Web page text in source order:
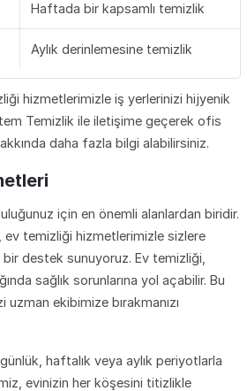
Haftada bir kapsamlı temizlik
Aylık derinlemesine temizlik
hizmetlerimizle iş yerlerinizi hijyenik
Temizlik ile iletişime geçerek ofis
daha fazla bilgi alabilirsiniz.
için en önemli alanlardan biridir.
temizliği hizmetlerimizle sizlere
destek sunuyoruz. Ev temizliği,
sağlık sorunlarına yol açabilir. Bu
ekibimize bırakmanızı
haftalık veya aylık periyotlarla
evinizin her köşesini titizlikle